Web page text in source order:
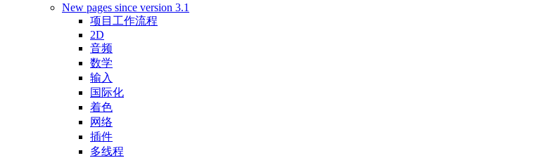
New pages since version 3.1
项目工作流程
2D
音频
数学
输入
国际化
着色
网络
插件
多线程